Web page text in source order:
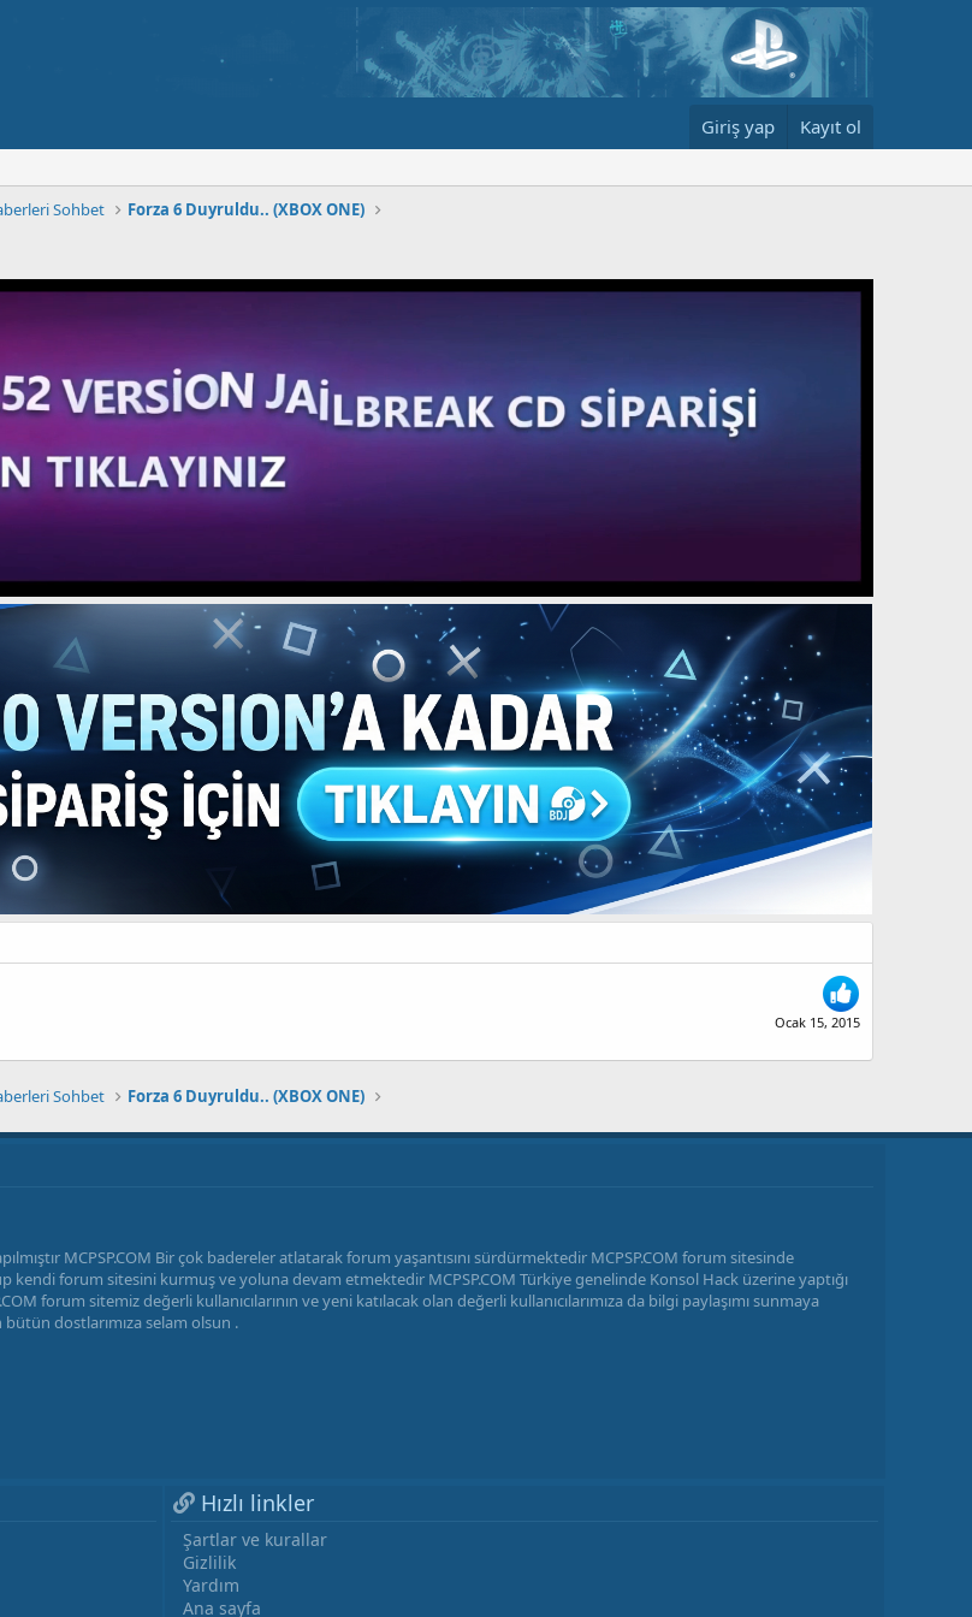
Giriş yap Kayıt ol
Sohbet Forza 6 Duyruldu.. (XBOX ONE)
Ocak 15, 2015
Sohbet Forza 6 Duyruldu.. (XBOX ONE)
MCPSP.COM Bir çok badereler atlatarak forum yaşantısını sürdürmektedir MCPSP.COM forum sitesinde
forum sitesini kurmuş ve yoluna devam etmektedir MCPSP.COM Türkiye genelinde Konsol Hack üzerine yaptığı
forum sitemiz değerli kullanıcılarının ve yeni katılacak olan değerli kullanıcılarımıza da bilgi paylaşımı sunmaya
dostlarımıza selam olsun .
Hızlı linkler
Şartlar ve kurallar
Gizlilik
Yardım
Ana sayfa